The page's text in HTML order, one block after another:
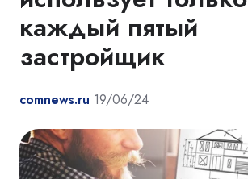
каждый пятый
застройщик
comnews.ru 19/06/24